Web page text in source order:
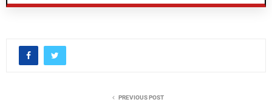
PREVIOUS POST